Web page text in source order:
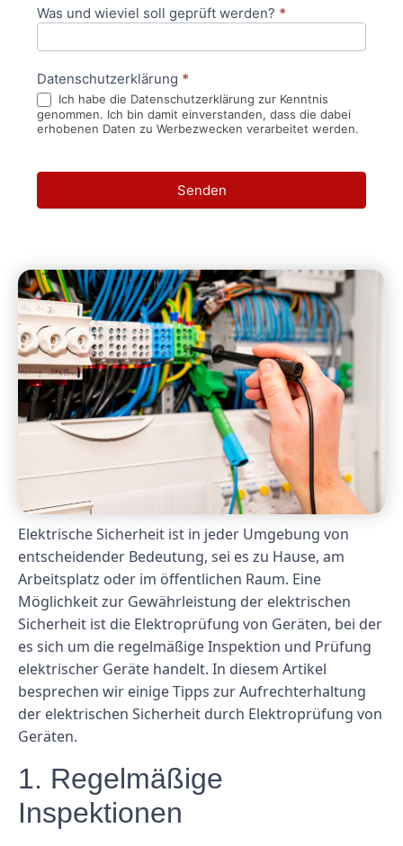
Was und wieviel soll geprüft werden? *
Datenschutzerklärung *
Ich habe die Datenschutzerklärung zur Kenntnis
genommen. Ich bin damit einverstanden, dass die dabei
erhobenen Daten zu Werbezwecken verarbeitet werden.
Senden
Elektrische Sicherheit ist in jeder Umgebung von
entscheidender Bedeutung, sei es zu Hause, am
Arbeitsplatz oder im öffentlichen Raum. Eine
Möglichkeit zur Gewährleistung der elektrischen
Sicherheit ist die Elektroprüfung von Geräten, bei der
es sich um die regelmäßige Inspektion und Prüfung
elektrischer Geräte handelt. In diesem Artikel
besprechen wir einige Tipps zur Aufrechterhaltung
der elektrischen Sicherheit durch Elektroprüfung von
Geräten.
1. Regelmäßige
Inspektionen